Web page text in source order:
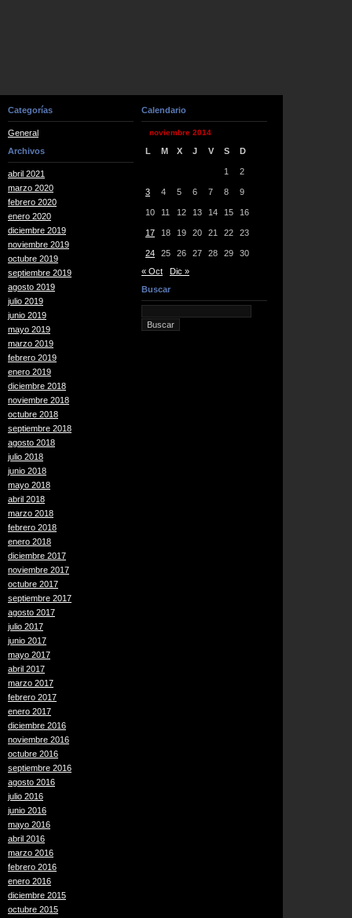
Categorías
General
Archivos
abril 2021
marzo 2020
febrero 2020
enero 2020
diciembre 2019
noviembre 2019
octubre 2019
septiembre 2019
agosto 2019
julio 2019
junio 2019
mayo 2019
marzo 2019
febrero 2019
enero 2019
diciembre 2018
noviembre 2018
octubre 2018
septiembre 2018
agosto 2018
julio 2018
junio 2018
mayo 2018
abril 2018
marzo 2018
febrero 2018
enero 2018
diciembre 2017
noviembre 2017
octubre 2017
septiembre 2017
agosto 2017
julio 2017
junio 2017
mayo 2017
abril 2017
marzo 2017
febrero 2017
enero 2017
diciembre 2016
noviembre 2016
octubre 2016
septiembre 2016
agosto 2016
julio 2016
junio 2016
mayo 2016
abril 2016
marzo 2016
febrero 2016
enero 2016
diciembre 2015
octubre 2015
Calendario
noviembre 2014
L M X J V S D
1 2
3 4 5 6 7 8 9
10 11 12 13 14 15 16
17 18 19 20 21 22 23
24 25 26 27 28 29
30
« Oct
Dic »
Buscar